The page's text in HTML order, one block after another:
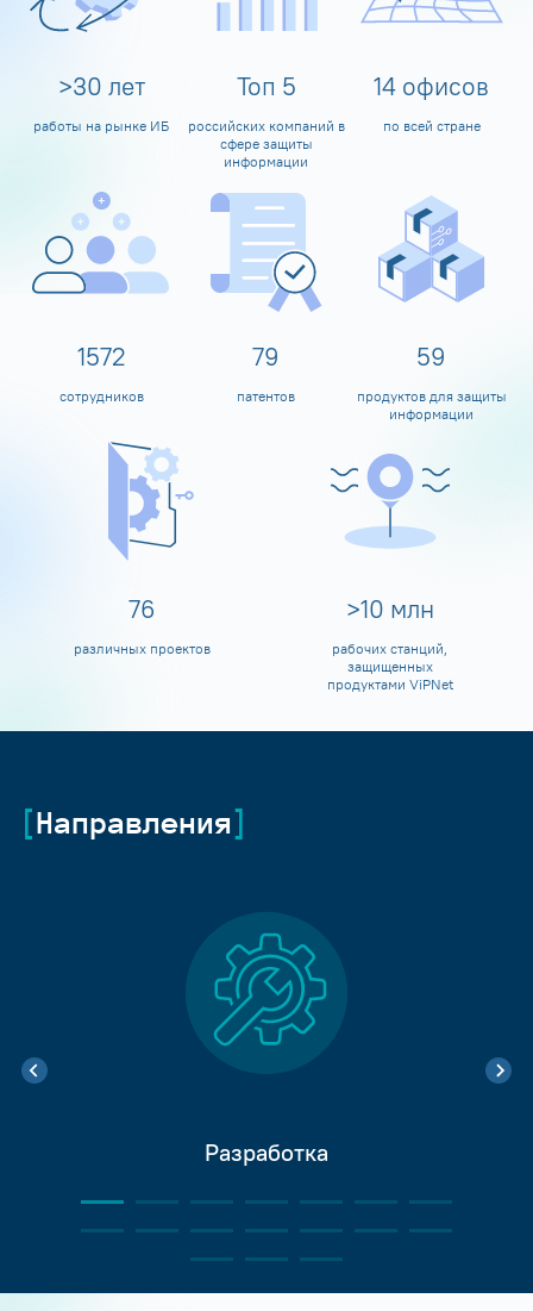
>30 лет
работы на рынке ИБ
Топ 5
российских компаний в
сфере защиты
информации
14 офисов
по всей стране
1600
сотрудников
80
патентов
60
продуктов для защиты
информации
80
различных проектов
>10 млн
рабочих станций,
защищенных
продуктами ViPNet
Направления
Разработка